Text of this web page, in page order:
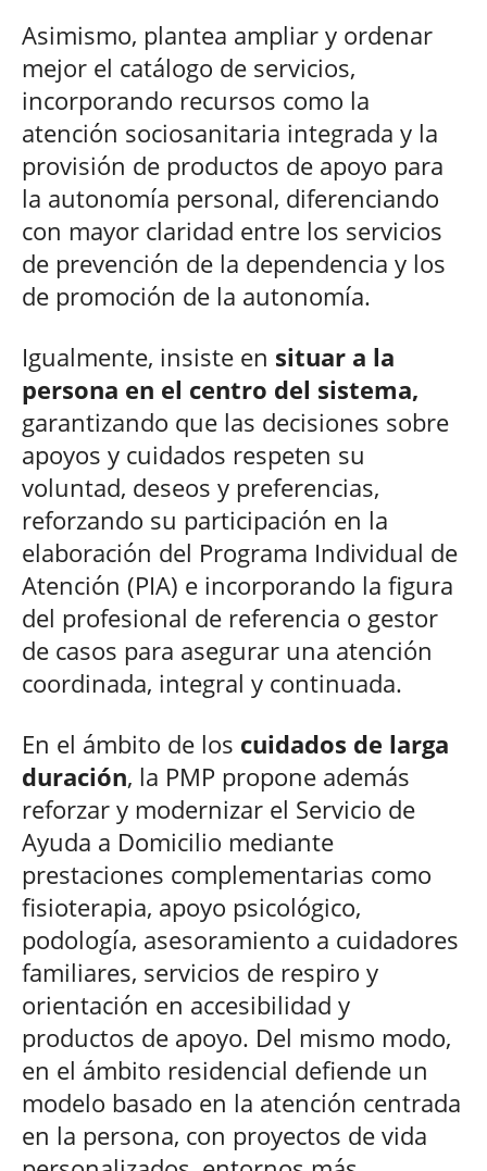
Asimismo, plantea ampliar y ordenar
mejor el catálogo de servicios,
incorporando recursos como la
atención sociosanitaria integrada y la
provisión de productos de apoyo para
la autonomía personal, diferenciando
con mayor claridad entre los servicios
de prevención de la dependencia y los
de promoción de la autonomía.
Igualmente, insiste en situar a la
persona en el centro del sistema,
garantizando que las decisiones sobre
apoyos y cuidados respeten su
voluntad, deseos y preferencias,
reforzando su participación en la
elaboración del Programa Individual de
Atención (PIA) e incorporando la figura
del profesional de referencia o gestor
de casos para asegurar una atención
coordinada, integral y continuada.
En el ámbito de los cuidados de larga
duración, la PMP propone además
reforzar y modernizar el Servicio de
Ayuda a Domicilio mediante
prestaciones complementarias como
fisioterapia, apoyo psicológico,
podología, asesoramiento a cuidadores
familiares, servicios de respiro y
orientación en accesibilidad y
productos de apoyo. Del mismo modo,
en el ámbito residencial defiende un
modelo basado en la atención centrada
en la persona, con proyectos de vida